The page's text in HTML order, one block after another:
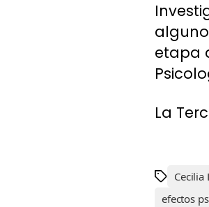
etapa
La
Cecilia
efectos